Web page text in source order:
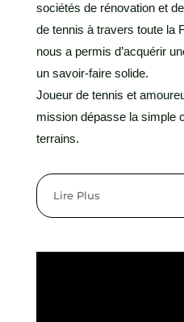
sociétés de rénovation et
de tennis à travers toute la
nous a permis d’acquérir
un savoir-faire solide.
Joueur de tennis et
mission dépasse la simple
terrains.
Lire Plus